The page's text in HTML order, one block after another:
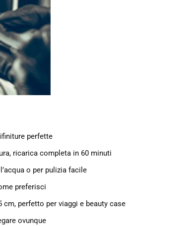
perfette
ricarica completa in 60 minuti
o per pulizia facile
preferisci
cm, perfetto per viaggi e beauty case
ovunque